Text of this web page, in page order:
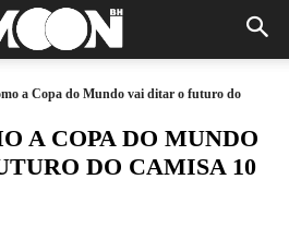
a Copa do Mundo vai ditar o futuro do
A COPA DO MUNDO
DO CAMISA 10